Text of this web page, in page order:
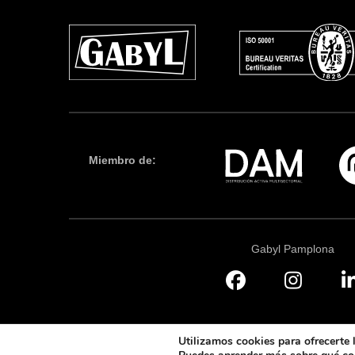
Miembro de:
Gabyl Pamplona
© Gabyl 2024. Todos los derechos reservados.
Utilizamos cookies para ofrecerte